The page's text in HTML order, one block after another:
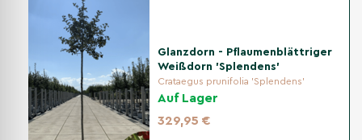
Glanzdorn - Pflaumenblättriger
Weißdorn 'Splendens'
Crataegus prunifolia 'Splendens'
Auf Lager
329,95 €